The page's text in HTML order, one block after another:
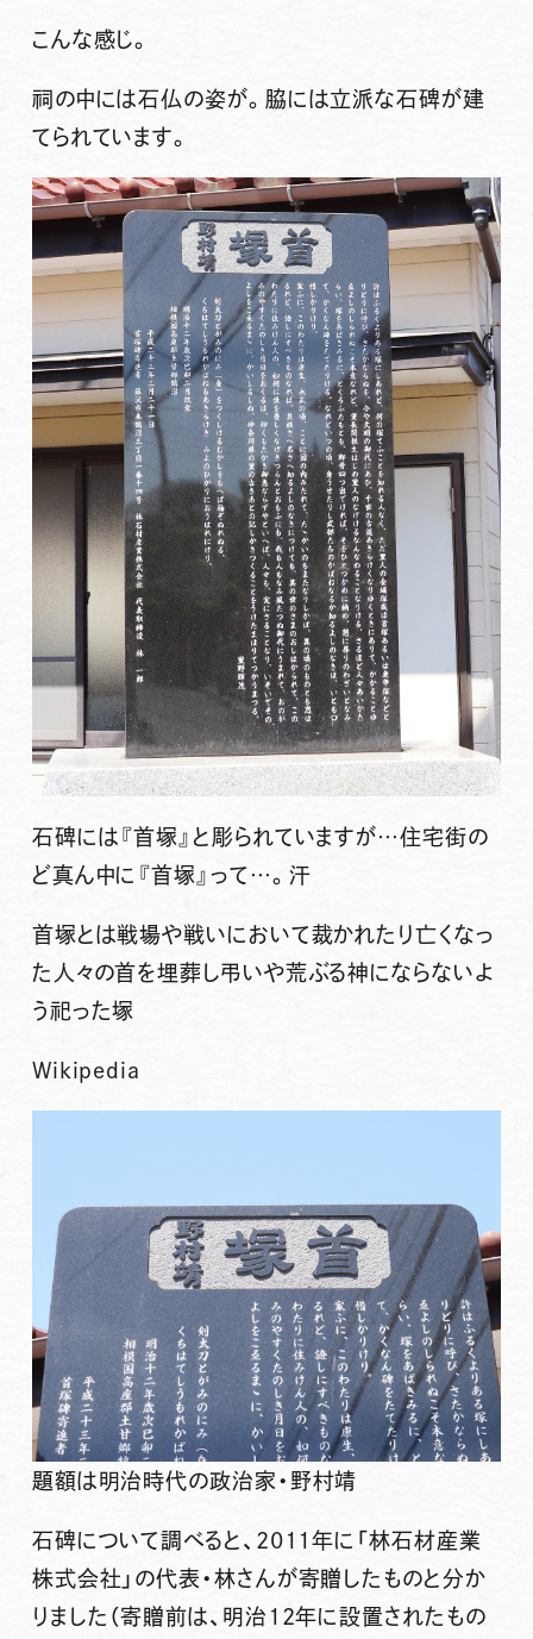
こんな感じ。
祠の中には石仏の姿が。脇には立派な石碑が建
てられています。
石碑には『首塚』と彫られていますが…住宅街の
ど真ん中に『首塚』って…。汗
首塚とは戦場や戦いにおいて裁かれたり亡くなっ
た人々の首を埋葬し弔いや荒ぶる神にならないよ
う祀った塚
Wikipedia
題額は明治時代の政治家・野村靖
石碑について調べると、2011年に「林石材産業
株式会社」の代表・林さんが寄贈したものと分か
りました（寄贈前は、明治12年に設置されたもの